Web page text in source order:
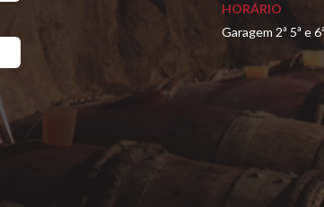
HORÁRIO
Garagem 2ª 5ª e